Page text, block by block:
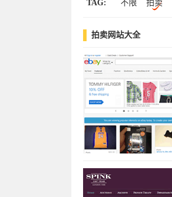
TAG: 不限 拍卖
富
宾
拍卖网站大全